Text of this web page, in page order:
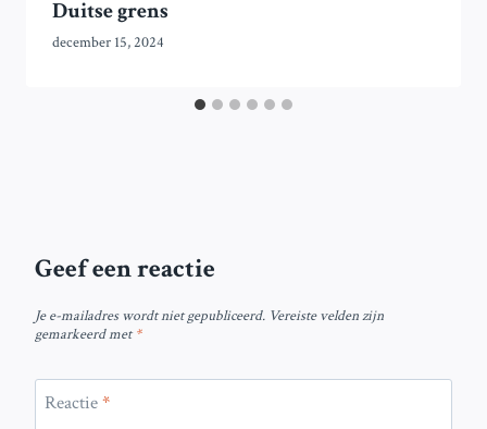
Duitse grens
december 15, 2024
Geef een reactie
Je e-mailadres wordt niet gepubliceerd. Vereiste velden zijn
gemarkeerd met*
Reactie*